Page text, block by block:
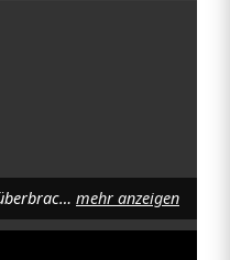
Stadträtin Dagmar Nachtigall überbrachte die Grußworte der Stadt Weiden. Foto. R. Nachtigall mehr anzeigen